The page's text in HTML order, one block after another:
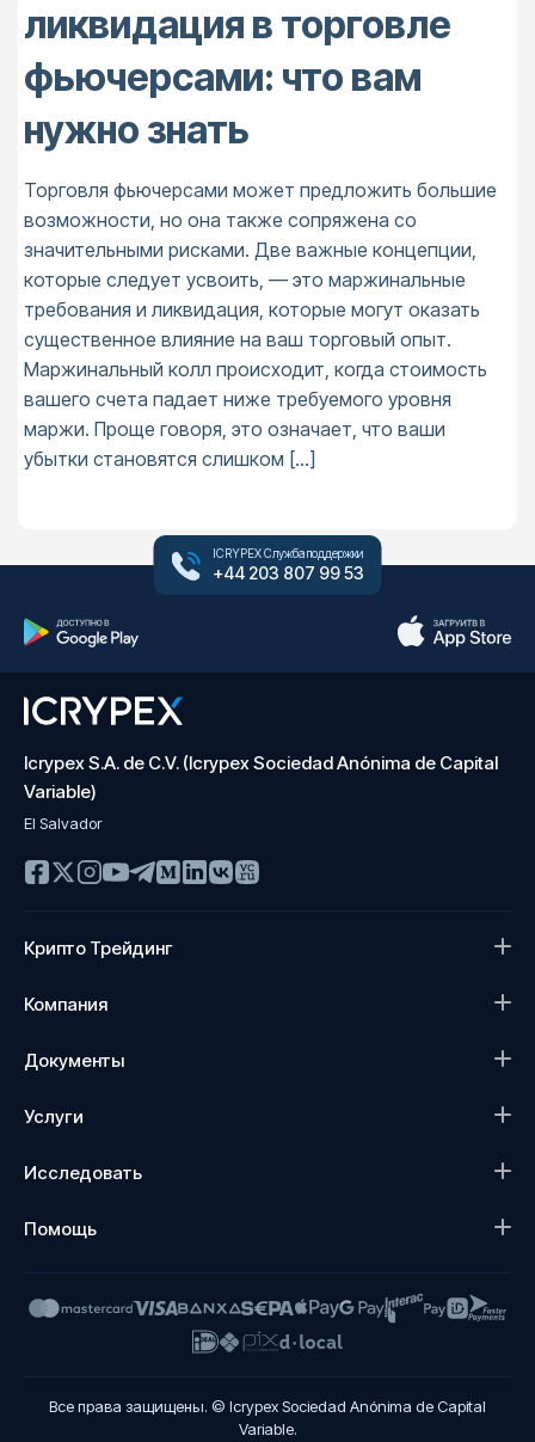
ликвидация в торговле
фьючерсами: что вам
нужно знать
Торговля фьючерсами может предложить большие
возможности, но она также сопряжена со
значительными рисками. Две важные концепции,
которые следует усвоить, — это маржинальные
требования и ликвидация, которые могут оказать
существенное влияние на ваш торговый опыт.
Маржинальный колл происходит, когда стоимость
вашего счета падает ниже требуемого уровня
маржи. Проще говоря, это означает, что ваши
убытки становятся слишком […]
ICRYPEX Служба поддержки
+44 203 807 99 53
Icrypex S.A. de C.V. (Icrypex Sociedad Anónima de Capital
Variable)
El Salvador
Крипто Трейдинг
Компания
Документы
Услуги
Исследовать
Помощь
Все права защищены. © Icrypex Sociedad Anónima de Capital
Variable.